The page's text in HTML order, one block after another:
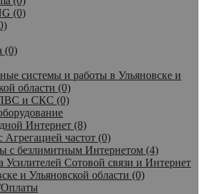
(0)
(0)
системы и работы в Ульяновске и
области (0)
и СКС (0)
Интернет (8)
частот (0)
с безлимитным Интернетом (4)
Усилителей Сотовой связи и Интернет
и Ульяновской области (0)
Оплаты